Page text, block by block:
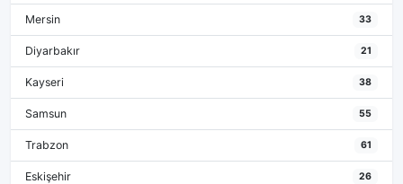
Mersin 33
Diyarbakır 21
Kayseri 38
Samsun 55
Trabzon 61
Eskişehir 26